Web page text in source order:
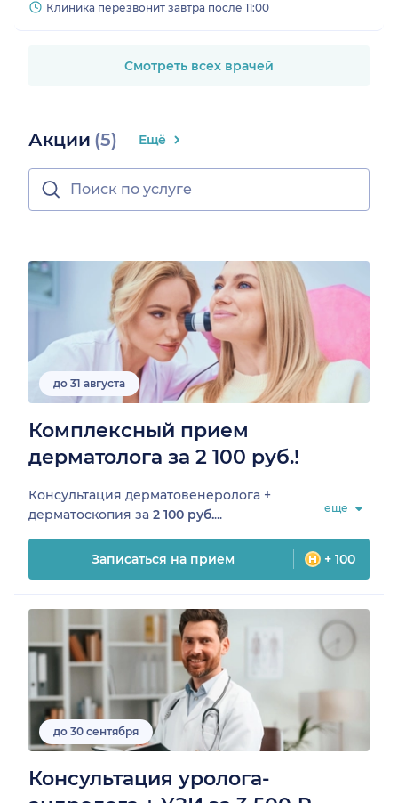
Клиника перезвонит завтра после 11:00
Смотреть всех врачей
Акции (5) Ещё
до 31 августа
Комплексный прием
дерматолога за 2 100 руб.!
Консультация дерматовенеролога +
дерматоскопия за 2 100 руб.... еще
Записаться на прием + 100
до 30 сентября
Консультация уролога-